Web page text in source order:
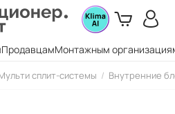
ПродавцамМонтажным
сплит-системы / Внутренние